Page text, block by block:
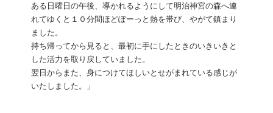
ある日曜日の午後、導かれるようにして明治神宮の森へ連
れてゆくと１０分間ほどぽーっと熱を帯び、やがて鎮まり
ました。
持ち帰ってから見ると、最初に手にしたときのいきいきと
した活力を取り戻していました。
翌日からまた、身につけてほしいとせがまれている感じが
いたしました。」